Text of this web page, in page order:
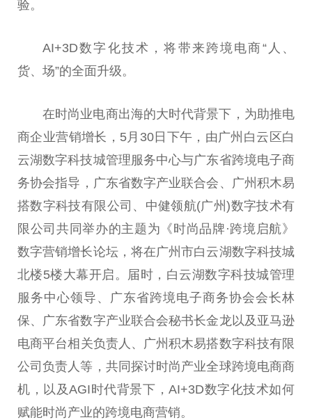
验。
AI+3D数字化技术，将带来跨境电商“人、
货、场”的全面升级。
在时尚业电商出海的大时代背景下，为助推电
商企业营销增长，5月30日下午，由广州白云区白
云湖数字科技城管理服务中心与广东省跨境电子商
务协会指导，广东省数字产业联合会、广州积木易
搭数字科技有限公司、中健领航(广州)数字技术有
限公司共同举办的主题为《时尚品牌·跨境启航》
数字营销增长论坛，将在广州市白云湖数字科技城
北楼5楼大幕开启。届时，白云湖数字科技城管理
服务中心领导 、广东省跨境电子商务协会会长林
保、广东省数字产业联合会秘书长金龙以及亚马逊
电商平台相关负责人、广州积木易搭数字科技有限
公司负责人等，共同探讨时尚产业全球跨境电商商
机，以及AGI时代背景下，AI+3D数字化技术如何
赋能时尚产业的跨境电商营销。